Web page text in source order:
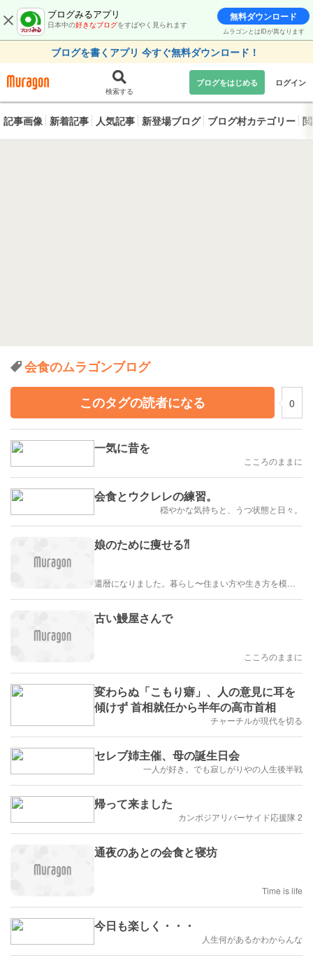
ブログみるアプリ
日本中の好きなブログをすばやく見られます
無料ダウンロード
ムラゴンとはIDが異なります
ブログを書くアプリ 今すぐ無料ダウンロード！
検索する
ブログをはじめる ログイン
記事画像 新着記事 人気記事 新登場ブログ ブログ村カテゴリー
会食のムラゴンブログ
このタグの読者になる
0
一気に昔を
こころのままに
会食とウクレレの練習。
穏やかな気持ちと、うつ状態と日々。
娘のために痩せる⁈
古い鰻屋さんで
こころのままに
変わらぬ「こもり癖」、人の意見に耳を
傾けず 首相就任から半年の高市首相
チャーチルが現代を切る
セレブ姉主催、母の誕生日会
一人が好き。でも寂しがりやの人生後半戦
帰って来ました
カンボジアリバーサイド応援隊 2
通夜のあとの会食と寝坊
Time is life
今日も楽しく・・・
人生何があるかわからんな